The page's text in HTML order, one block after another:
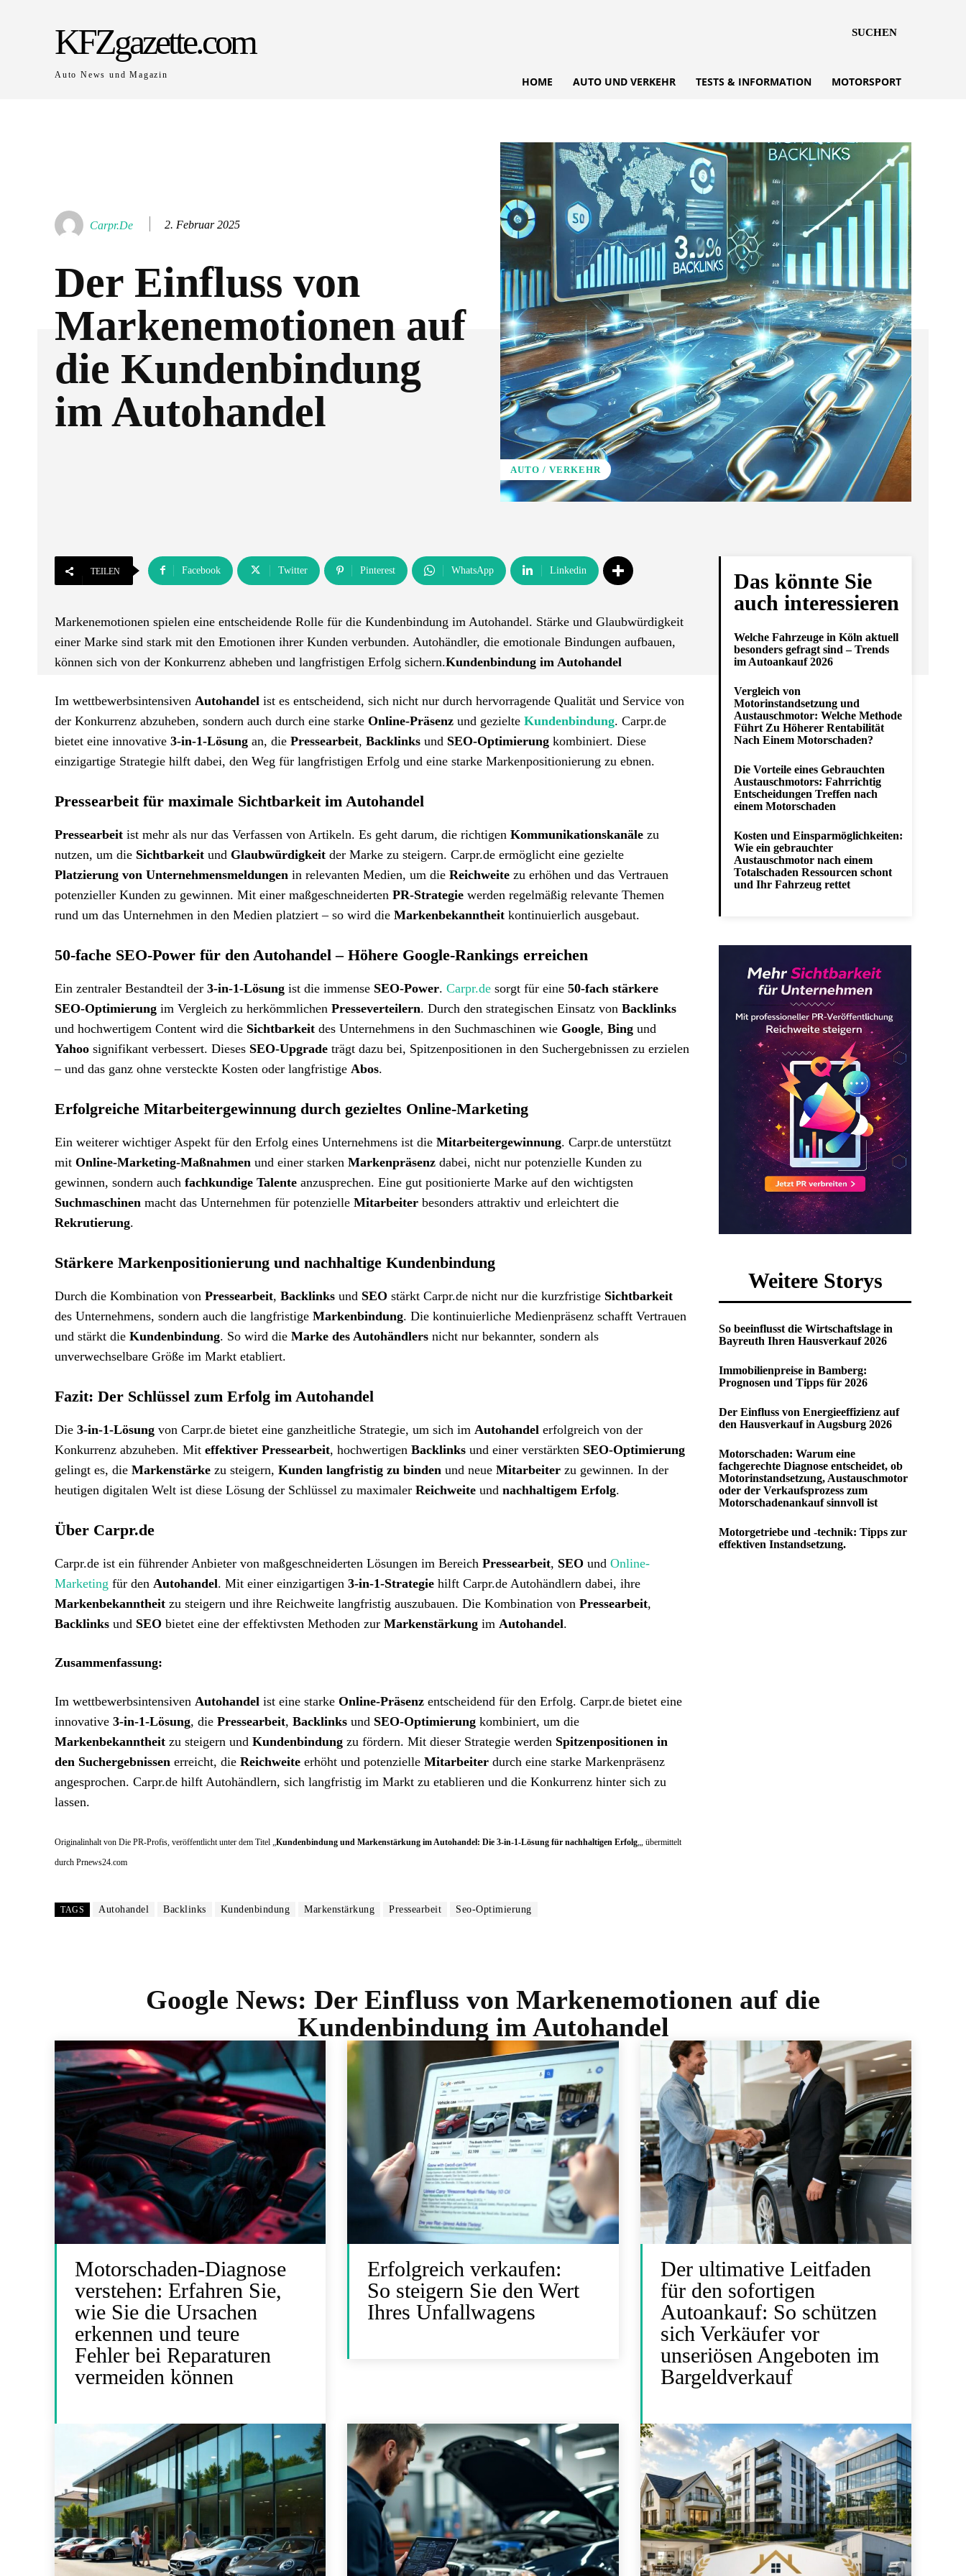
KFZgazette.com
Auto News und Magazin
SUCHEN
HOME AUTO UND VERKEHR TESTS & INFORMATION MOTORSPORT
Carpr.de 2. Februar 2025
Der Einfluss von
Markenemotionen auf
die Kundenbindung
im Autohandel
AUTO / VERKEHR
TEILEN Facebook Twitter Pinterest WhatsApp Linkedin
Markenemotionen spielen eine entscheidende Rolle für die Kundenbindung im Autohandel. Stärke und Glaubwürdigkeit
einer Marke sind stark mit den Emotionen ihrer Kunden verbunden. Autohändler, die emotionale Bindungen aufbauen,
können sich von der Konkurrenz abheben und langfristigen Erfolg sichern.Kundenbindung im Autohandel
Im wettbewerbsintensiven Autohandel ist es entscheidend, sich nicht nur durch hervorragende Qualität und Service von
der Konkurrenz abzuheben, sondern auch durch eine starke Online-Präsenz und gezielte Kundenbindung. Carpr.de
bietet eine innovative 3-in-1-Lösung an, die Pressearbeit, Backlinks und SEO-Optimierung kombiniert. Diese
einzigartige Strategie hilft dabei, den Weg für langfristigen Erfolg und eine starke Markenpositionierung zu ebnen.
Pressearbeit für maximale Sichtbarkeit im Autohandel
Pressearbeit ist mehr als nur das Verfassen von Artikeln. Es geht darum, die richtigen Kommunikationskanäle zu
nutzen, um die Sichtbarkeit und Glaubwürdigkeit der Marke zu steigern. Carpr.de ermöglicht eine gezielte
Platzierung von Unternehmensmeldungen in relevanten Medien, um die Reichweite zu erhöhen und das Vertrauen
potenzieller Kunden zu gewinnen. Mit einer maßgeschneiderten PR-Strategie werden regelmäßig relevante Themen
rund um das Unternehmen in den Medien platziert – so wird die Markenbekanntheit kontinuierlich ausgebaut.
50-fache SEO-Power für den Autohandel – Höhere Google-Rankings erreichen
Ein zentraler Bestandteil der 3-in-1-Lösung ist die immense SEO-Power. Carpr.de sorgt für eine 50-fach stärkere
SEO-Optimierung im Vergleich zu herkömmlichen Presseverteilern. Durch den strategischen Einsatz von Backlinks
und hochwertigem Content wird die Sichtbarkeit des Unternehmens in den Suchmaschinen wie Google, Bing und
Yahoo signifikant verbessert. Dieses SEO-Upgrade trägt dazu bei, Spitzenpositionen in den Suchergebnissen zu erzielen
– und das ganz ohne versteckte Kosten oder langfristige Abos.
Erfolgreiche Mitarbeitergewinnung durch gezieltes Online-Marketing
Ein weiterer wichtiger Aspekt für den Erfolg eines Unternehmens ist die Mitarbeitergewinnung. Carpr.de unterstützt
mit Online-Marketing-Maßnahmen und einer starken Markenpräsenz dabei, nicht nur potenzielle Kunden zu
gewinnen, sondern auch fachkundige Talente anzusprechen. Eine gut positionierte Marke auf den wichtigsten
Suchmaschinen macht das Unternehmen für potenzielle Mitarbeiter besonders attraktiv und erleichtert die
Rekrutierung.
Stärkere Markenpositionierung und nachhaltige Kundenbindung
Durch die Kombination von Pressearbeit, Backlinks und SEO stärkt Carpr.de nicht nur die kurzfristige Sichtbarkeit
des Unternehmens, sondern auch die langfristige Markenbindung. Die kontinuierliche Medienpräsenz schafft Vertrauen
und stärkt die Kundenbindung. So wird die Marke des Autohändlers nicht nur bekannter, sondern als
unverwechselbare Größe im Markt etabliert.
Fazit: Der Schlüssel zum Erfolg im Autohandel
Die 3-in-1-Lösung von Carpr.de bietet eine ganzheitliche Strategie, um sich im Autohandel erfolgreich von der
Konkurrenz abzuheben. Mit effektiver Pressearbeit, hochwertigen Backlinks und einer verstärkten SEO-Optimierung
gelingt es, die Markenstärke zu steigern, Kunden langfristig zu binden und neue Mitarbeiter zu gewinnen. In der
heutigen digitalen Welt ist diese Lösung der Schlüssel zu maximaler Reichweite und nachhaltigem Erfolg.
Über Carpr.de
Carpr.de ist ein führender Anbieter von maßgeschneiderten Lösungen im Bereich Pressearbeit, SEO und Online-
Marketing für den Autohandel. Mit einer einzigartigen 3-in-1-Strategie hilft Carpr.de Autohändlern dabei, ihre
Markenbekanntheit zu steigern und ihre Reichweite langfristig auszubauen. Die Kombination von Pressearbeit,
Backlinks und SEO bietet eine der effektivsten Methoden zur Markenstärkung im Autohandel.
Zusammenfassung:
Im wettbewerbsintensiven Autohandel ist eine starke Online-Präsenz entscheidend für den Erfolg. Carpr.de bietet eine
innovative 3-in-1-Lösung, die Pressearbeit, Backlinks und SEO-Optimierung kombiniert, um die
Markenbekanntheit zu steigern und Kundenbindung zu fördern. Mit dieser Strategie werden Spitzenpositionen in
den Suchergebnissen erreicht, die Reichweite erhöht und potenzielle Mitarbeiter durch eine starke Markenpräsenz
angesprochen. Carpr.de hilft Autohändlern, sich langfristig im Markt zu etablieren und die Konkurrenz hinter sich zu
lassen.
Originalinhalt von Die PR-Profis, veröffentlicht unter dem Titel „Kundenbindung und Markenstärkung im Autohandel: Die 3-in-1-Lösung für nachhaltigen Erfolg„, übermittelt
durch Prnews24.com
TAGS Autohandel Backlinks Kundenbindung Markenstärkung Pressearbeit Seo-Optimierung
Das könnte Sie
auch interessieren
Welche Fahrzeuge in Köln aktuell
besonders gefragt sind – Trends
im Autoankauf 2026
Vergleich von
Motorinstandsetzung und
Austauschmotor: Welche Methode
Führt Zu Höherer Rentabilität
Nach Einem Motorschaden?
Die Vorteile eines Gebrauchten
Austauschmotors: Fahrrichtig
Entscheidungen Treffen nach
einem Motorschaden
Kosten und Einsparmöglichkeiten:
Wie ein gebrauchter
Austauschmotor nach einem
Totalschaden Ressourcen schont
und Ihr Fahrzeug rettet
Weitere Storys
So beeinflusst die Wirtschaftslage in
Bayreuth Ihren Hausverkauf 2026
Immobilienpreise in Bamberg:
Prognosen und Tipps für 2026
Der Einfluss von Energieeffizienz auf
den Hausverkauf in Augsburg 2026
Motorschaden: Warum eine
fachgerechte Diagnose entscheidet, ob
Motorinstandsetzung, Austauschmotor
oder der Verkaufsprozess zum
Motorschadenankauf sinnvoll ist
Motorgetriebe und -technik: Tipps zur
effektiven Instandsetzung.
Google News: Der Einfluss von Markenemotionen auf die
Kundenbindung im Autohandel
Motorschaden-Diagnose
verstehen: Erfahren Sie,
wie Sie die Ursachen
erkennen und teure
Fehler bei Reparaturen
vermeiden können
Erfolgreich verkaufen:
So steigern Sie den Wert
Ihres Unfallwagens
Der ultimative Leitfaden
für den sofortigen
Autoankauf: So schützen
sich Verkäufer vor
unseriösen Angeboten im
Bargeldverkauf